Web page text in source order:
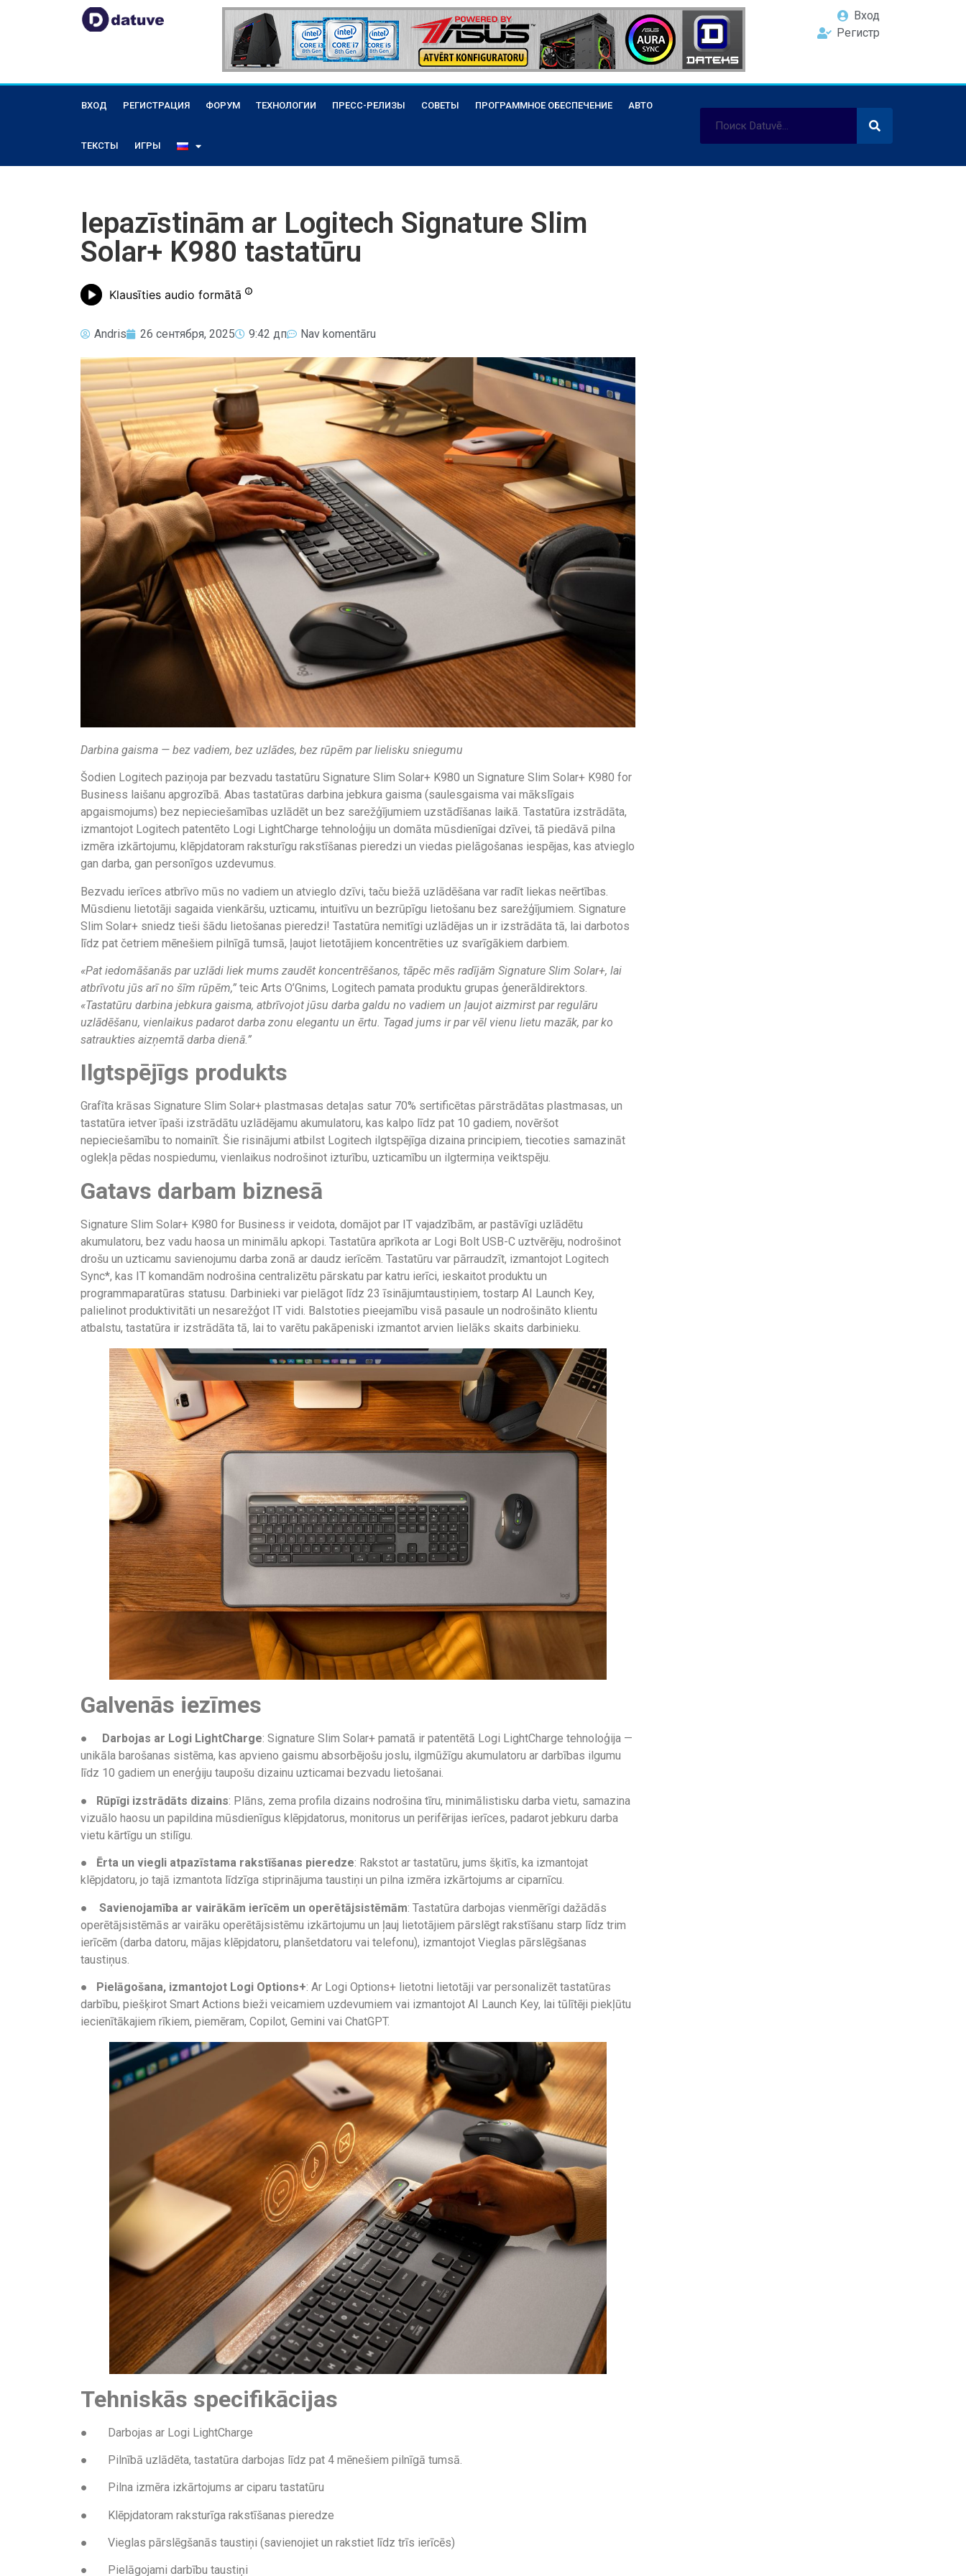
Вход
Регистр
ВХОД РЕГИСТРАЦИЯ ФОРУМ ТЕХНОЛОГИИ ПРЕСС-РЕЛИЗЫ СОВЕТЫ ПРОГРАММНОЕ ОБЕСПЕЧЕНИЕ АВТО
ТЕКСТЫ ИГРЫ
Iepazīstinām ar Logitech Signature Slim
Solar+ K980 tastatūru
Klausīties audio formātā
Andris 26 сентября, 2025 9:42 дп Nav komentāru
Darbina gaisma — bez vadiem, bez uzlādes, bez rūpēm par lielisku sniegumu
Šodien Logitech paziņoja par bezvadu tastatūru Signature Slim Solar+ K980 un Signature Slim Solar+ K980 for
Business laišanu apgrozībā. Abas tastatūras darbina jebkura gaisma (saulesgaisma vai mākslīgais
apgaismojums) bez nepieciešamības uzlādēt un bez sarežģījumiem uzstādīšanas laikā. Tastatūra izstrādāta,
izmantojot Logitech patentēto Logi LightCharge tehnoloģiju un domāta mūsdienīgai dzīvei, tā piedāvā pilna
izmēra izkārtojumu, klēpjdatoram raksturīgu rakstīšanas pieredzi un viedas pielāgošanas iespējas, kas atvieglo
gan darba, gan personīgos uzdevumus.
Bezvadu ierīces atbrīvo mūs no vadiem un atvieglo dzīvi, taču biežā uzlādēšana var radīt liekas neērtības.
Mūsdienu lietotāji sagaida vienkāršu, uzticamu, intuitīvu un bezrūpīgu lietošanu bez sarežģījumiem. Signature
Slim Solar+ sniedz tieši šādu lietošanas pieredzi! Tastatūra nemitīgi uzlādējas un ir izstrādāta tā, lai darbotos
līdz pat četriem mēnešiem pilnīgā tumsā, ļaujot lietotājiem koncentrēties uz svarīgākiem darbiem.
«Pat iedomāšanās par uzlādi liek mums zaudēt koncentrēšanos, tāpēc mēs radījām Signature Slim Solar+, lai
atbrīvotu jūs arī no šīm rūpēm,” teic Arts O’Gnims, Logitech pamata produktu grupas ģenerāldirektors.
«Tastatūru darbina jebkura gaisma, atbrīvojot jūsu darba galdu no vadiem un ļaujot aizmirst par regulāru
uzlādēšanu, vienlaikus padarot darba zonu elegantu un ērtu. Tagad jums ir par vēl vienu lietu mazāk, par ko
satraukties aizņemtā darba dienā.”
Ilgtspējīgs produkts
Grafīta krāsas Signature Slim Solar+ plastmasas detaļas satur 70% sertificētas pārstrādātas plastmasas, un
tastatūra ietver īpaši izstrādātu uzlādējamu akumulatoru, kas kalpo līdz pat 10 gadiem, novēršot
nepieciešamību to nomainīt. Šie risinājumi atbilst Logitech ilgtspējīga dizaina principiem, tiecoties samazināt
oglekļa pēdas nospiedumu, vienlaikus nodrošinot izturību, uzticamību un ilgtermiņa veiktspēju.
Gatavs darbam biznesā
Signature Slim Solar+ K980 for Business ir veidota, domājot par IT vajadzībām, ar pastāvīgi uzlādētu
akumulatoru, bez vadu haosa un minimālu apkopi. Tastatūra aprīkota ar Logi Bolt USB-C uztvērēju, nodrošinot
drošu un uzticamu savienojumu darba zonā ar daudz ierīcēm. Tastatūru var pārraudzīt, izmantojot Logitech
Sync*, kas IT komandām nodrošina centralizētu pārskatu par katru ierīci, ieskaitot produktu un
programmaparatūras statusu. Darbinieki var pielāgot līdz 23 īsinājumtaustiņiem, tostarp AI Launch Key,
palielinot produktivitāti un nesarežģot IT vidi. Balstoties pieejamību visā pasaule un nodrošināto klientu
atbalstu, tastatūra ir izstrādāta tā, lai to varētu pakāpeniski izmantot arvien lielāks skaits darbinieku.
Galvenās iezīmes
● Darbojas ar Logi LightCharge: Signature Slim Solar+ pamatā ir patentētā Logi LightCharge tehnoloģija —
unikāla barošanas sistēma, kas apvieno gaismu absorbējošu joslu, ilgmūžīgu akumulatoru ar darbības ilgumu
līdz 10 gadiem un enerģiju taupošu dizainu uzticamai bezvadu lietošanai.
● Rūpīgi izstrādāts dizains: Plāns, zema profila dizains nodrošina tīru, minimālistisku darba vietu, samazina
vizuālo haosu un papildina mūsdienīgus klēpjdatorus, monitorus un perifērijas ierīces, padarot jebkuru darba
vietu kārtīgu un stilīgu.
● Ērta un viegli atpazīstama rakstīšanas pieredze: Rakstot ar tastatūru, jums šķitīs, ka izmantojat
klēpjdatoru, jo tajā izmantota līdzīga stiprinājuma taustiņi un pilna izmēra izkārtojums ar ciparnīcu.
● Savienojamība ar vairākām ierīcēm un operētājsistēmām: Tastatūra darbojas vienmērīgi dažādās
operētājsistēmās ar vairāku operētājsistēmu izkārtojumu un ļauj lietotājiem pārslēgt rakstīšanu starp līdz trim
ierīcēm (darba datoru, mājas klēpjdatoru, planšetdatoru vai telefonu), izmantojot Vieglas pārslēgšanas
taustiņus.
● Pielāgošana, izmantojot Logi Options+: Ar Logi Options+ lietotni lietotāji var personalizēt tastatūras
darbību, piešķirot Smart Actions bieži veicamiem uzdevumiem vai izmantojot AI Launch Key, lai tūlītēji piekļūtu
iecienītākajiem rīkiem, piemēram, Copilot, Gemini vai ChatGPT.
Tehniskās specifikācijas
● Darbojas ar Logi LightCharge
● Pilnībā uzlādēta, tastatūra darbojas līdz pat 4 mēnešiem pilnīgā tumsā.
● Pilna izmēra izkārtojums ar ciparu tastatūru
● Klēpjdatoram raksturīga rakstīšanas pieredze
● Vieglas pārslēgšanās taustiņi (savienojiet un rakstiet līdz trīs ierīcēs)
● Pielāgojami darbību taustiņi